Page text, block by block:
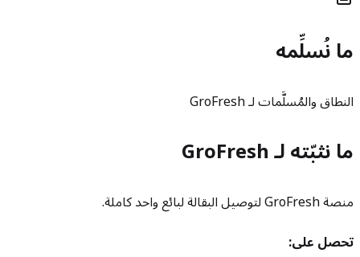
ما نُسلِّمه
النطاق والمُسلَّمات لـ GroFresh
ما نثبّته لـ GroFresh
منصة GroFresh لتوصيل البقالة لبائع واحد كاملة.
تحصل على: